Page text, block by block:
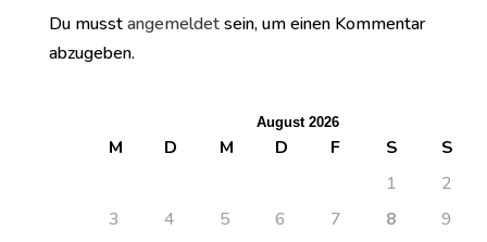
Du musstangemeldetsein, um einen Kommentar
abzugeben.
August 2026
M D M D F S
S
1
2
3
4 5 6 7 8
9